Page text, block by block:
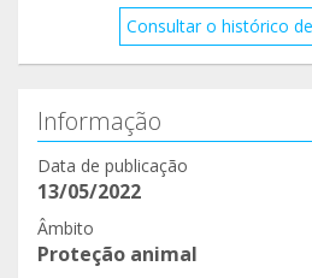
Consultar o histórico
Informação
Data de publicação
13/05/2022
Âmbito
Proteção animal